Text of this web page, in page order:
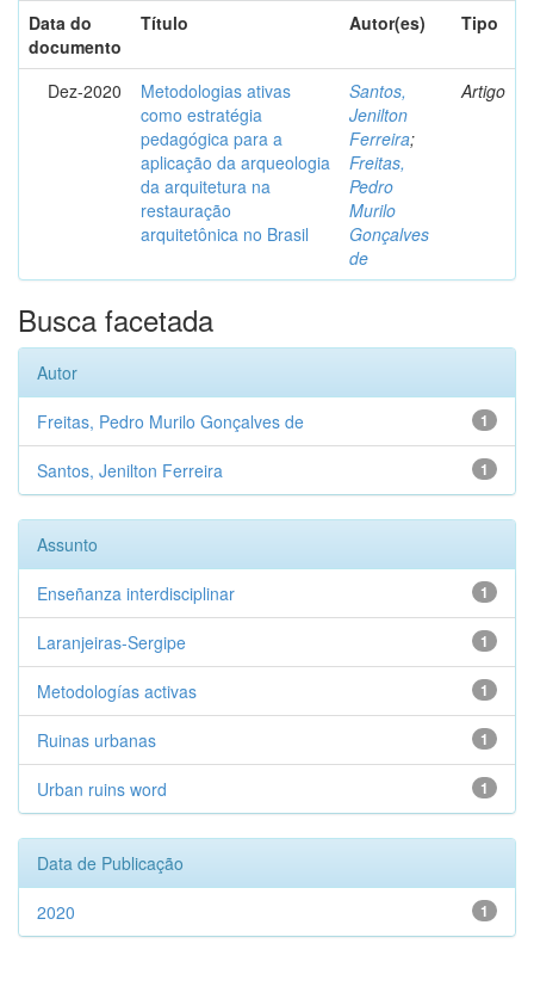
Data do
documento
Título Autor(es) Tipo
Dez-2020
Metodologias ativas
como estratégia
pedagógica para a
aplicação da arqueologia
da arquitetura na
restauração
arquitetônica no Brasil
Santos,
Jenilton
Ferreira;
Freitas,
Pedro
Murilo
Gonçalves
de
Artigo
Busca facetada
Autor
1
Freitas, Pedro Murilo Gonçalves de
1
Santos, Jenilton Ferreira
Assunto
1
Enseñanza interdisciplinar
1
Laranjeiras-Sergipe
1
Metodologías activas
1
Ruinas urbanas
1
Urban ruins word
Data de Publicação
1
2020